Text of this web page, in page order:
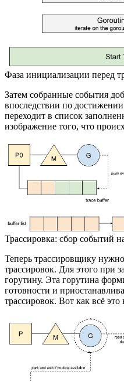
Фаза инициализации перед
Затем собранные события
впоследствии по
переходит в список
изображение того, что
Трассировка: сбор событий
Теперь трассировщику
трассировок. Для этого при
горутину. Эта горутина
готовности и
трассировок. Вот как всё это